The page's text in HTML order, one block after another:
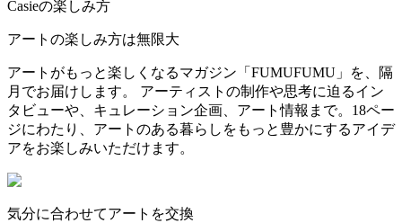
Casieの楽しみ方
アートの楽しみ方は無限大
アートがもっと楽しくなるマガジン「FUMUFUMU」を、隔
月でお届けします。 アーティストの制作や思考に迫るイン
タビューや、キュレーション企画、アート情報まで。18ペー
ジにわたり、アートのある暮らしをもっと豊かにするアイデ
アをお楽しみいただけます。
気分に合わせてアートを交換